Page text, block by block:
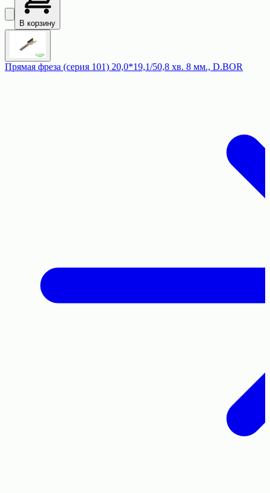
В корзину
Прямая фреза (серия 101) 20,0*19,1/50,8 хв. 8 мм., D.BOR